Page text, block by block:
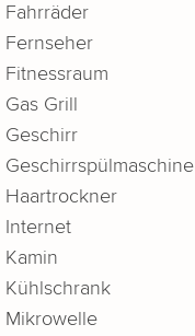
Fahrräder
Fernseher
Fitnessraum
Gas Grill
Geschirr
Geschirrspülmaschine
Haartrockner
Internet
Kamin
Kühlschrank
Mikrowelle